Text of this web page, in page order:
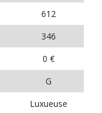
612
346
0 €
G
Luxueuse